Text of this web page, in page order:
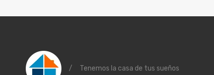
/ Tenemos la casa de tus sueños